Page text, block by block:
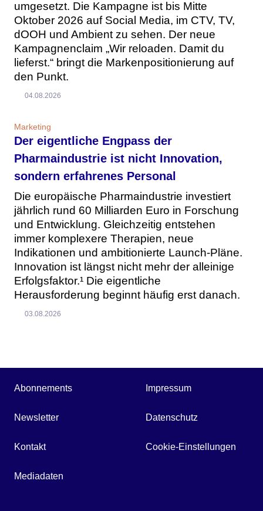
umgesetzt. Die Kampagne ist bis Mitte
Oktober 2026 auf Social Media, im CTV, TV,
dOOH und Ambient zu sehen. Der neue
Kampagnenclaim „Wir reloaden. Damit du
lieferst.“ bringt die Markenpositionierung auf
den Punkt.
04.08.2026
Marketing
Der eigentliche Engpass der
Pharmaindustrie ist nicht Innovation,
sondern erfahrenes Personal
Die europäische Pharmaindustrie investiert
jährlich rund 60 Milliarden Euro in Forschung
und Entwicklung. Gleichzeitig entstehen
immer komplexere Therapien, neue
Indikationen und ambitionierte Launch-Pläne.
Innovation ist längst nicht mehr der alleinige
Erfolgsfaktor.¹ Die eigentliche
Herausforderung beginnt häufig erst danach.
03.08.2026
Abonnements
Newsletter
Kontakt
Mediadaten
Impressum
Datenschutz
Cookie-Einstellungen